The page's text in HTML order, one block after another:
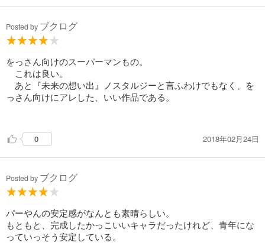
全体的に、オブラートに包んではいるが、チクッと皮肉の効い
最終回（ビッグコミック1991年8月25日号）
Posted by ブクログ
をっさん向けのスーパーマンもの。
これは良い。
あと『未来の想い出』ノスタルジーと言ふわけでもなく、を
っさん向けにアレした、いい作品である。
0 2018年02月24日
Posted by ブクログ
パーやんの安定感がなんとも素晴らしい。
もともと、完成したかっこいいキャラだったけれど、青年にな
っていっそう安定している。